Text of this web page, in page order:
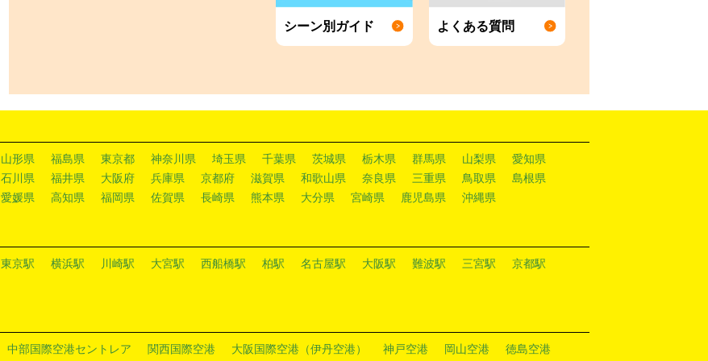
シーン別ガイド よくある質問
山形県 福島県 東京都 神奈川県 埼玉県 千葉県 茨城県 栃木県 群馬県 山梨県
愛知県
石川県 福井県 大阪府 兵庫県 京都府 滋賀県 和歌山県 奈良県 三重県 鳥取県
島根県
愛媛県 高知県 福岡県 佐賀県 長崎県 熊本県 大分県 宮崎県 鹿児島県 沖縄県
東京駅 横浜駅 川崎駅 大宮駅 西船橋駅 柏駅 名古屋駅 大阪駅 難波駅 三宮駅
京都駅
中部国際空港セントレア 関西国際空港 大阪国際空港（伊丹空港） 神戸空港 岡山空港 徳島空港